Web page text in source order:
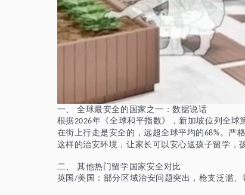
一、
全球最安全的国家之一：数据说话
根据2026年《全球和平指数》，新加坡位列全球
在街上行走是安全的，远超全球平均的68% 。严
这样的治安环境，让家长可以安心送孩子留学，
二、
其他热门留学国家安全对比
英国 /美国：部分区域治安问题突出，枪支泛滥